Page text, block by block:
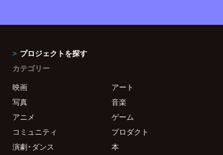
プロジェクトを探す
カテゴリー
映画
アート
写真
音楽
アニメ
ゲーム
コミュニティ
プロダクト
演劇・ダンス
本